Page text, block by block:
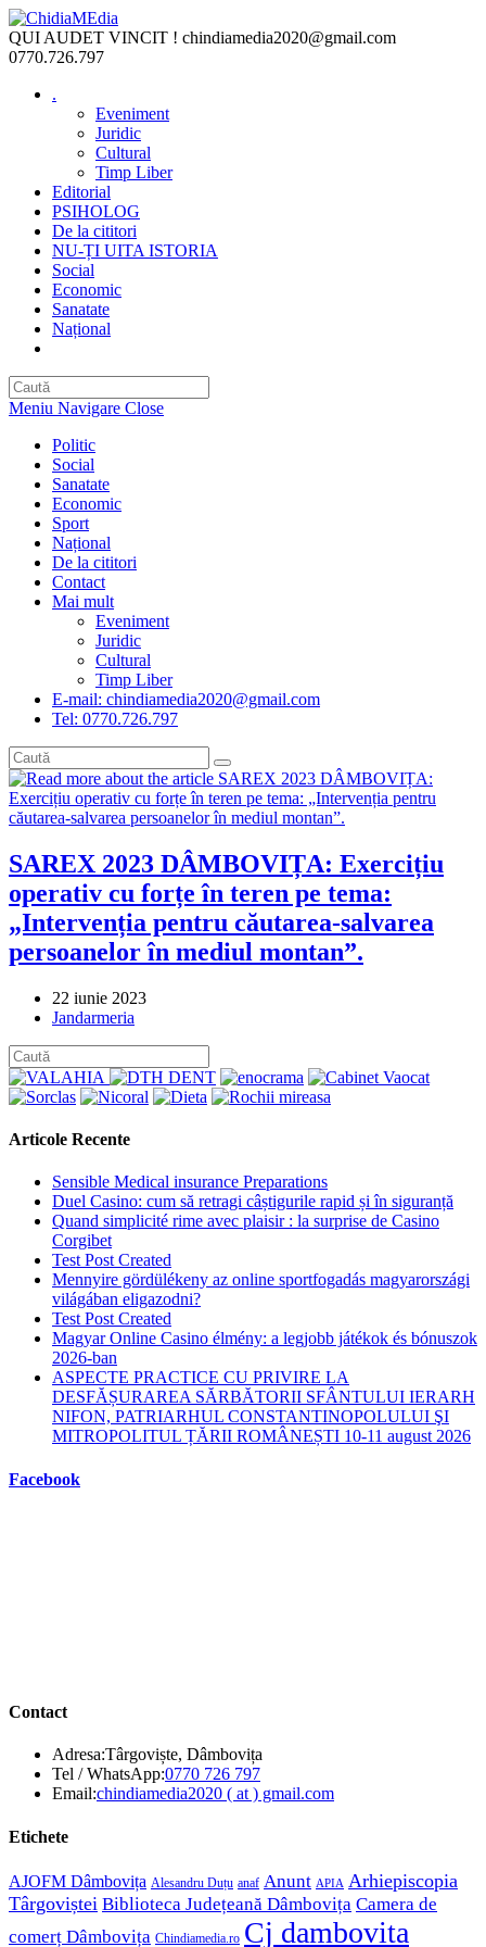
Skip
to
content
QUI AUDET VINCIT ! chindiamedia2020@gmail.com
0770.726.797
.
Eveniment
Juridic
Cultural
Timp Liber
Editorial
PSIHOLOG
De la cititori
NU-ȚI UITA ISTORIA
Social
Economic
Sanatate
Național
Meniu Navigare Close
Politic
Social
Sanatate
Economic
Sport
Național
De la cititori
Contact
Mai mult
Eveniment
Juridic
Cultural
Timp Liber
E-mail: chindiamedia2020@gmail.com
Tel: 0770.726.797
SAREX 2023 DÂMBOVIȚA: Exercițiu
operativ cu forțe în teren pe tema:
„Intervenția pentru căutarea-salvarea
persoanelor în mediul montan”.
Post
published:
22 iunie 2023
Post
Jandarmeria
Articole Recente
Sensible Medical insurance Preparations
Duel Casino: cum să retragi câștigurile rapid și în siguranță
Quand simplicité rime avec plaisir : la surprise de Casino
Corgibet
Test Post Created
Mennyire gördülékeny az online sportfogadás magyarországi
világában eligazodni?
Test Post Created
Magyar Online Casino élmény: a legjobb játékok és bónuszok
2026-ban
ASPECTE PRACTICE CU PRIVIRE LA
DESFĂȘURAREA SĂRBĂTORII SFÂNTULUI IERARH
NIFON, PATRIARHUL CONSTANTINOPOLULUI ŞI
MITROPOLITUL ȚĂRII ROMÂNEȘTI 10-11 august 2026
Facebook
Contact
Adresa:Târgoviște, Dâmbovița
Tel / WhatsApp:0770 726 797Opens
in
Email:chindiamedia2020 ( at ) gmail.comOpens
Etichete
AJOFM Dâmbovița Alesandru Duțu anaf Anunt APIA Arhiepiscopia
Târgoviștei Biblioteca Județeană Dâmbovița Camera de
comerț Dâmbovița Chindiamedia.ro Cj dambovita